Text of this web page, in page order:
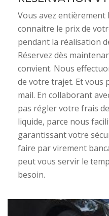
Vous avez
connaitre le prix de
pendant la réalisation
Réservez dès
convient. Nous
de votre trajet. Et vous
mail. En collaborant
pas régler votre frais
liquide, parce nous
garantissant votre
faire par virement
peut vous servir le
besoin.